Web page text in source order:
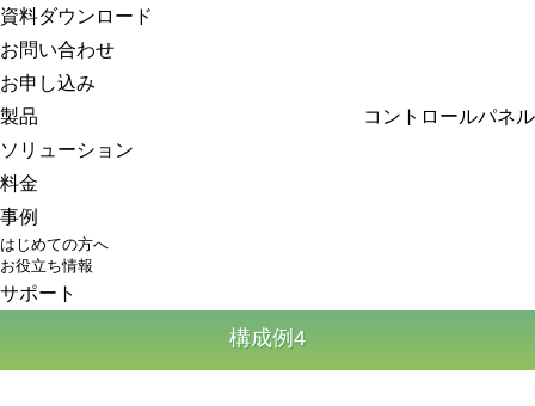
さくらのクラウド
資料ダウンロード
お問い合わせ
お申し込み
製品
ソリューション
料金
事例
はじめての方へ
お役立ち情報
サポート
コントロールパネル
構成例4